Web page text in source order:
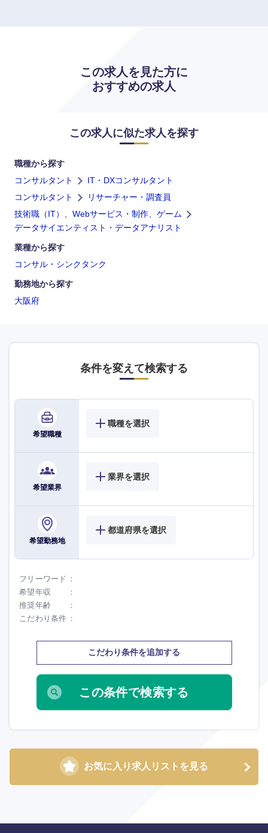
この求人を見た方に
おすすめの求人
この求人に似た求人を探す
職種から探す
コンサルタント
IT・DXコンサルタント
コンサルタント
リサーチャー・調査員
技術職（IT）、Webサービス・制作、ゲーム
データサイエンティスト・データアナリスト
業種から探す
コンサル・シンクタンク
勤務地から探す
大阪府
条件を変えて検索する
希望職種
職種を選択
希望業界
業界を選択
希望勤務地
都道府県を選択
フリーワード
希望年収
推奨年齢
こだわり条件
こだわり条件を追加する
お気に入り求人リストを見る
九州・沖縄
福岡県 佐賀県
長崎県 熊本県
大分県
海外